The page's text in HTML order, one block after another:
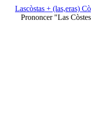
Lascòstas + (las,eras)
Prononcer "Las